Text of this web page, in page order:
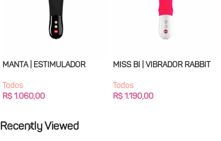
MANTA | ESTIMULADOR
Todos
R$1.060,00
MISS BI | VIBRADOR RABBIT
Todos
R$1.190,00
Recently Viewed